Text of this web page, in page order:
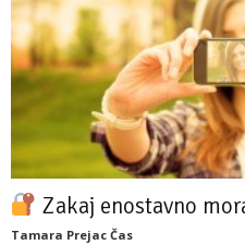
Zakaj enostavno
Tamara Prejac Čas